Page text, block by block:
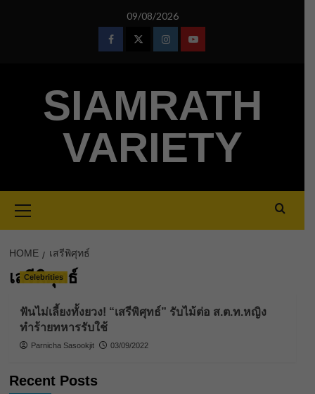
09/08/2026
FacebookTwitterInstagramYoutube
SIAMRATH
VARIETY
Menu
HOME เสรีพิศุทธ์
เสรีพิศุทธ์
Celebrities
ฟันไม่เลี้ยงทั้งยวง! “เสรีพิศุทธ์” รับไม้ต่อ ส.ต.ท.หญิง
ทำร้ายทหารรับใช้
Parnicha Sasookjit 03/09/2022
Recent Posts